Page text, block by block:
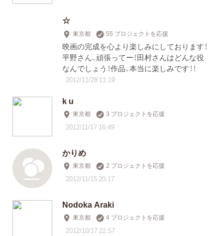
☆
東京都 55 プロジェクトを応援
映画の完成を心より楽しみにしております！
平野さん、頑張ってー！田村さんはどんな役
なんでしょう！作品、本当に楽しみです！！
2012/11/28 11:19
k u
東京都 3 プロジェクトを応援
2012/11/17 16:49
かりめ
東京都 2 プロジェクトを応援
2012/11/15 20:17
Nodoka Araki
東京都 4 プロジェクトを応援
2012/10/17 22:57